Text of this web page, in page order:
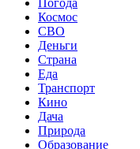
Космос
СВО
Деньги
Страна
Еда
Транспорт
Кино
Дача
Природа
Образование